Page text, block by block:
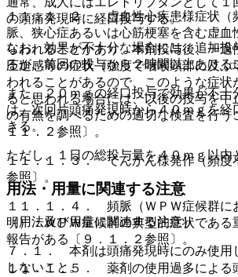
１１．１．２． 虚血性心疾患様症状（
脈、狭心症あるいは心筋梗塞を含む虚血
らわれることがあり、本剤投与後、一過
圧迫感等の症状（強度で咽喉頭部に及ぶ
われることがあるので、このような症状
ると思われる場合には、以後の投与を中
の有無を調べるための適切な検査を行う
１１．２参照〕。
１１．１．３． てんかん様発作（頻度
参照〕。
１１．１．４． 頻脈（ＷＰＷ症候群に
明）：ＷＰＷ症候群の典型的症状である
報告がある〔９．１．２参照〕。
１１．１．５． 薬剤の使用過多による
の頭痛発現時に経口投与する。
なお、効果が不十分な場合には、追加投
るが、前回の投与から２時間以上あける
また、２０ｍｇの経口投与で効果が不十
は、次回片頭痛発現時から４０ｍｇを経
きる。
ただし、１日の総投与量を４０ｍｇ以内
用法・用量に関連する注意
（用法及び用量に関連する注意）
７．１． 本剤は頭痛発現時にのみ使用
しないこと。